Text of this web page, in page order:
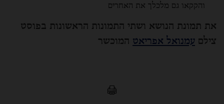
והקקאו גם מלכלך את האחרים
את תמונת הנושא ושתי התמונות הראשונות בפוסט
צילם עמנואל אפריאט המוכשר